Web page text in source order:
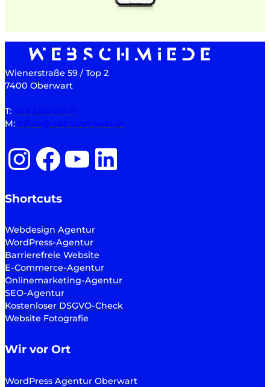
Wienerstraße 59 / Top 2
7400 Oberwart
T:
M:
InstagramFacebook YouTube LinkedIn
Shortcuts
Webdesign Agentur
WordPress-Agentur
Barrierefreie Website
E-Commerce-Agentur
Onlinemarketing-Agentur
SEO-Agentur
Kostenloser DSGVO-Check
Website Fotografie
Wir vor Ort
WordPress Agentur Oberwart